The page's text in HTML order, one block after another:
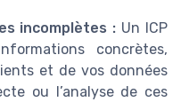
incomplètes : Un ICP
concrètes,
et de vos données
ou l’analyse de ces